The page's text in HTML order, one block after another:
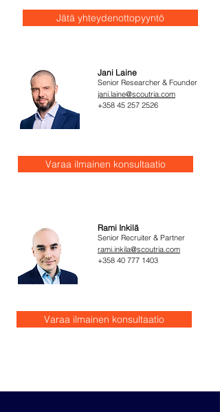
Jätä yhteydenottopyyntö
Jani Laine
Senior Researcher & Founder
jani.laine@scoutria.com
+358 45 257 2526
Varaa ilmainen konsultaatio
Rami Inkilä
Senior Recruiter & Partner
rami.inkila@scoutria.com
+358 40 777 1403
Varaa ilmainen konsultaatio